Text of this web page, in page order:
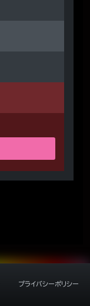
プライバシーポリシー